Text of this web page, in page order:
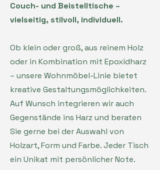
Couch- und Beistelltische –
vielseitig, stilvoll, individuell.
Ob klein oder groß, aus reinem Holz
oder in Kombination mit Epoxidharz
– unsere Wohnmöbel-Linie bietet
kreative Gestaltungsmöglichkeiten.
Auf Wunsch integrieren wir auch
Gegenstände ins Harz und beraten
Sie gerne bei der Auswahl von
Holzart, Form und Farbe. Jeder Tisch
ein Unikat mit persönlicher Note.